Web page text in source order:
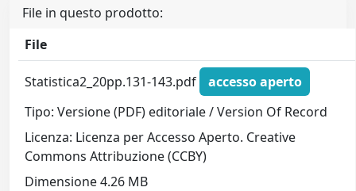
File in questo prodotto:
File
Statistica2_20pp.131-143.pdf
accesso aperto
Tipo: Versione (PDF) editoriale / Version Of Record
Licenza: Licenza per Accesso Aperto. Creative
Commons Attribuzione (CCBY)
Dimensione 4.26 MB